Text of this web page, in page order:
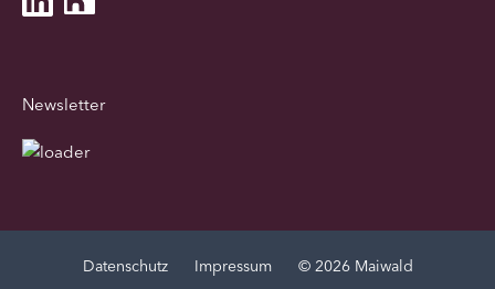
Newsletter
Datenschutz Impressum © 2026 Maiwald